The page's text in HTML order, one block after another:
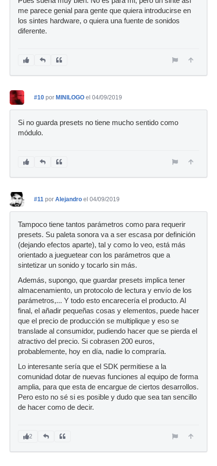
me parece genial para gente que quiera introducirse en
los sintes hardware, o quiera una fuente de sonidos
diferente.
#10 por MINILOGO el 04/09/2019
Si no guarda presets no tiene mucho sentido como
módulo.
#11 por Alejandro el 04/09/2019
Tampoco tiene tantos parámetros como para requerir
presets. Su paleta sonora va a ser escasa por definición
(dejando efectos aparte), tal y como lo veo, está más
orientado a jueguetear con los parámetros que a
sintetizar un sonido y tocarlo sin más.
Además, supongo, que guardar presets implica tener
almacenamiento, un protocolo de lectura y envío de los
parámetros,... Y todo esto encarecería el producto. Al
final, el añadir pequeñas cosas y elementos, puede hacer
que el precio de producción se multiplique y eso se
translade al consumidor, pudiendo hacer que se pierda el
atractivo del precio. Si cobrasen 200 euros,
probablemente, hoy en día, nadie lo compraría.
Lo interesante sería que el SDK permitiese a la
comunidad dotar de nuevas funciones al equipo de forma
amplia, para que esta de encargue de ciertos desarrollos.
Pero esto no sé si es posible y dudo que sea tan sencillo
de hacer como de decir.
2